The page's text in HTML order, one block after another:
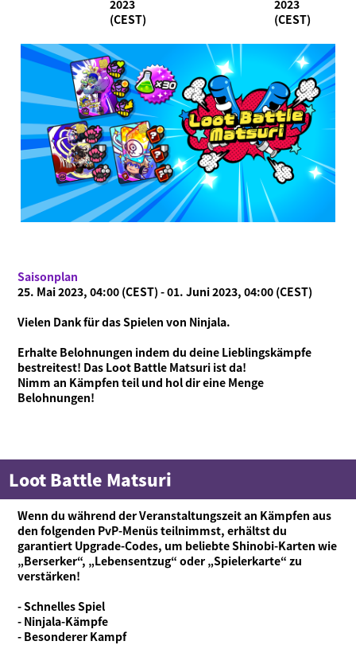
Neuigkeiten
Videos
Online-Handbuch
Produktinformationen
2023
(CEST)
2023
(CEST)
Saisonplan
25. Mai 2023, 04:00 (CEST) - 01. Juni 2023, 04:00 (CEST)
Vielen Dank für das Spielen von Ninjala.
Erhalte Belohnungen indem du deine Lieblingskämpfe
bestreitest! Das Loot Battle Matsuri ist da!
Nimm an Kämpfen teil und hol dir eine Menge
Belohnungen!
Loot Battle Matsuri
Wenn du während der Veranstaltungszeit an Kämpfen aus
den folgenden PvP-Menüs teilnimmst, erhältst du
garantiert Upgrade-Codes, um beliebte Shinobi-Karten wie
„Berserker“, „Lebensentzug“ oder „Spielerkarte“ zu
verstärken!
- Schnelles Spiel
- Ninjala-Kämpfe
- Besonderer Kampf